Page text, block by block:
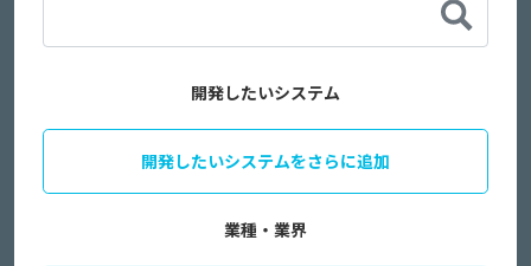
開発したいシステム
開発したいシステムをさらに追加
業種・業界